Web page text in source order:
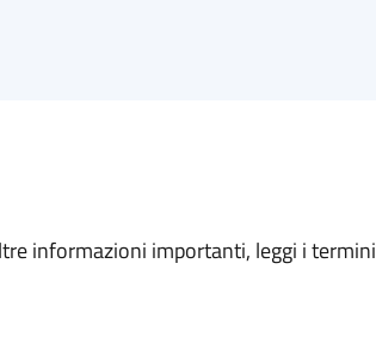
informazioni importanti, leggi i termini